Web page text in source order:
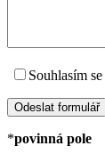
Souhlasím se
*povinná pole